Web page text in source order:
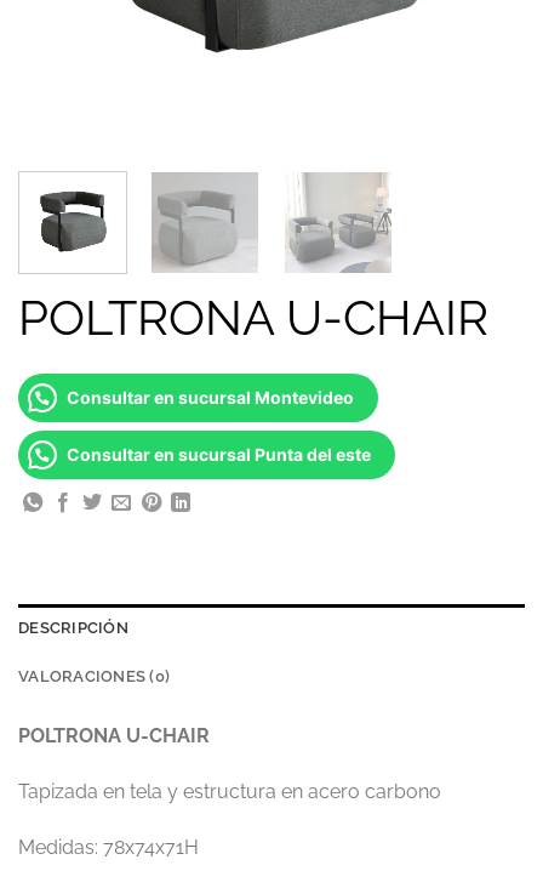
POLTRONA U-CHAIR
Consultar en sucursal Montevideo
Consultar en sucursal Punta del este
DESCRIPCIÓN
VALORACIONES (0)
POLTRONA U-CHAIR
Tapizada en tela y estructura en acero carbono
Medidas: 78x74x71H